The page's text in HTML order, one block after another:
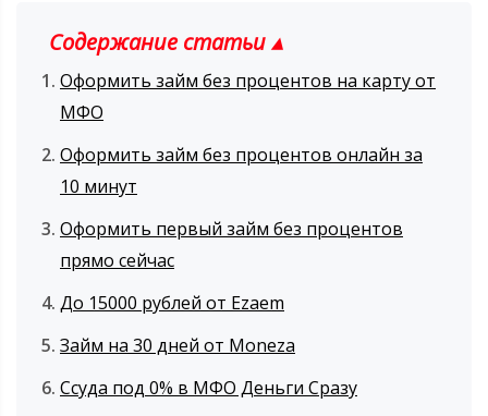
Содержание статьи ▴
Оформить займ без процентов на карту от
МФО
Оформить займ без процентов онлайн за
10 минут
Оформить первый займ без процентов
прямо сейчас
До 15000 рублей от Ezaem
Займ на 30 дней от Moneza
Ссуда под 0% в МФО Деньги Сразу